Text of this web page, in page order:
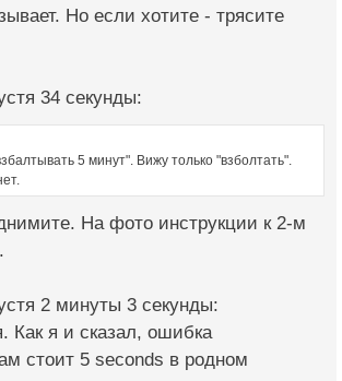
Но если хотите - трясите
34 секунды:
5 минут". Вижу только "взболтать".
На фото инструкции к 2-м
2 минуты 3 секунды:
Как я и сказал, ошибка
стоит 5 seconds в родном